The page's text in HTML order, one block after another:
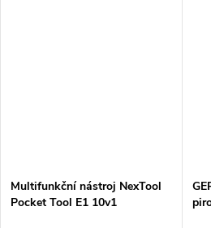
Multifunkční nástroj NexTool
Pocket Tool E1 10v1